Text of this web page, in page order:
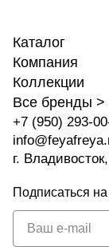
Каталог
Компания
Коллекции
Все бренды >
+7 (950) 293-
г.
Подписаться